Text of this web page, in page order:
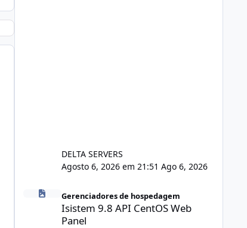
DELTA SERVERS
Agosto 6, 2026 em 21:51 Ago 6, 2026
Isistem 9.8 API CentOS Web Panel
Gerenciadores de hospedagem
Isistem 9.8 API CentOS Web
Panel